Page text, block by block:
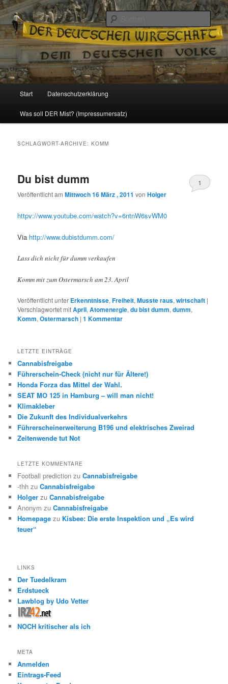
Reizzentrum
Politik, Wirtschaft, Soziales und Gesellschaft
Zum
Inhalt
Zum
sekundären
Start Datenschutzerklärung
Was soll DER Mist? (Impressumersatz)
SCHLAGWORT-ARCHIVE:KOMM
Du bist dumm
Veröffentlicht amMittwoch 16 März , 2011 vonHolger
1
httpv://www.youtube.com/watch?v=6ntnW6svWM0
Via http://www.dubistdumm.com/
Lass dich nicht für dumm verkaufen
Komm mit zum Ostermarsch am 23. April
Veröffentlicht unter Erkenntnisse,Freiheit,Musste raus,wirtschaft |
Verschlagwortet mitApril,Atomenergie,du bist dumm,dumm,
Komm,Ostermarsch |1 Kommentar
LETZTE EINTRÄGE
Cannabisfreigabe
Führerschein-Check (nicht nur für Ältere!)
Honda Forza das Mittel der Wahl.
SEAT MO 125 in Hamburg – will man nicht!
Klimakleber
Die Zukunft des Individualverkehrs
Führerscheinerweiterung B196 und elektrisches Zweirad
Zeitenwende tut Not
LETZTE KOMMENTARE
Football prediction zuCannabisfreigabe
-thh zuCannabisfreigabe
Holger zuCannabisfreigabe
Anonym zuCannabisfreigabe
Homepage zu Kisbee: Die erste Inspektion und „Es wird
teuer“
LINKS
Der Tuedelkram
Erdstueck
Lawblog by Udo Vetter
NOCH kritischer als ich
META
Anmelden
Eintrags-Feed